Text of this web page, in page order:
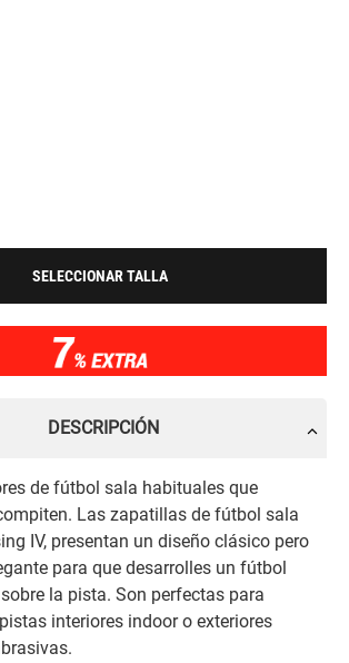
SELECCIONAR TALLA
DESCRIPCIÓN
de fútbol sala habituales que
Las zapatillas de fútbol sala
IV, presentan un diseño clásico pero
para que desarrolles un fútbol
la pista. Son perfectas para
interiores indoor o exteriores